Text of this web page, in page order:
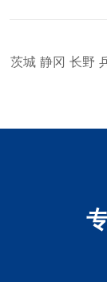
茨城 静冈 长野